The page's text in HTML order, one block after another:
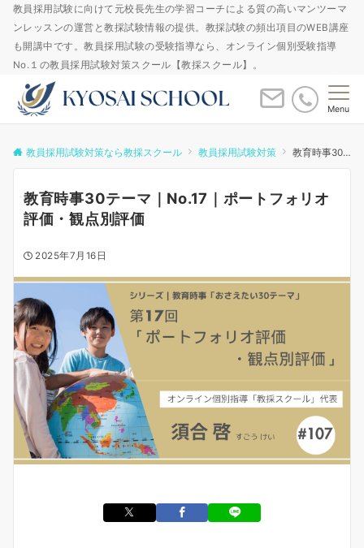
教員採用試験に向けて元校長先生の学習コーチによる質の高いマンツーマ
ンレッスンの運営と教採試験情報の提供。教採試験の頻出項目のWEB講座
も開講中です。教員採用試験の受験指導なら、オンライン個別受験指導
No.１の教員採用試験対策スクール【教採スクール】。
Menu
教員採用試験対策なら教採スクール 教員採用試験対策 教育時事30テーマ｜No.17｜ポートフォリオ評価・観点別評価
教育時事30テーマ｜No.17｜ポートフォリオ
評価・観点別評価
2025年7月16日